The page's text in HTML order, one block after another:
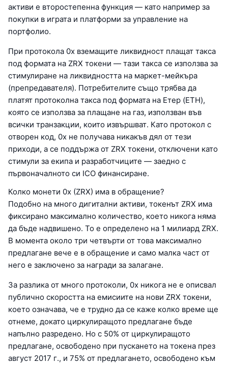
активи е второстепенна функция — като например за
покупки в играта и платформи за управление на
портфолио.
При протокола 0x вземащите ликвидност плащат такса
под формата на ZRX токени — тази такса се използва за
стимулиране на ликвидността на маркет-мейкъра
(препредавателя). Потребителите също трябва да
платят протоколна такса под формата на Етер (ETH),
която се използва за плащане на газ, използван във
всички транзакции, които извършват. Като протокол с
отворен код, 0x не получава никакъв дял от тези
приходи, а се поддържа от ZRX токени, отключени като
стимули за екипа и разработчиците — заедно с
първоначалното си ICO финансиране.
Колко монети 0x (ZRX) има в обращение?
Подобно на много дигитални активи, токенът ZRX има
фиксирано максимално количество, което никога няма
да бъде надвишено. То е определено на 1 милиард ZRX.
В момента около три четвърти от това максимално
предлагане вече е в обращение и само малка част от
него е заключено за награди за залагане.
За разлика от много протоколи, 0x никога не е описвал
публично скоростта на емисиите на нови ZRX токени,
което означава, че е трудно да се каже колко време ще
отнеме, докато циркулиращото предлагане бъде
напълно разредено. Но с 50% от циркулиращото
предлагане, освободено при пускането на токена през
август 2017 г., и 75% от предлагането, освободено към